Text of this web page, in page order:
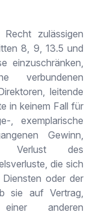
zulässigen
8, 9, 13.5 und
einzuschränken,
verbundenen
leitende
in keinem Fall für
, exemplarische
Gewinn,
Verlust des
die sich
oder der
sie auf Vertrag,
anderen